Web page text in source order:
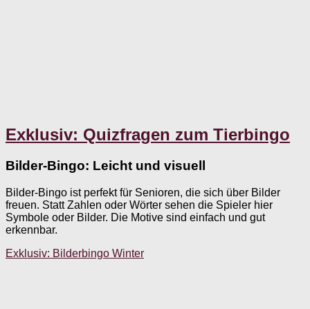
Exklusiv: Quizfragen zum Tierbingo
Bilder-Bingo: Leicht und visuell
Bilder-Bingo ist perfekt für Senioren, die sich über Bilder
freuen. Statt Zahlen oder Wörter sehen die Spieler hier
Symbole oder Bilder. Die Motive sind einfach und gut
erkennbar.
Exklusiv: Bilderbingo Winter